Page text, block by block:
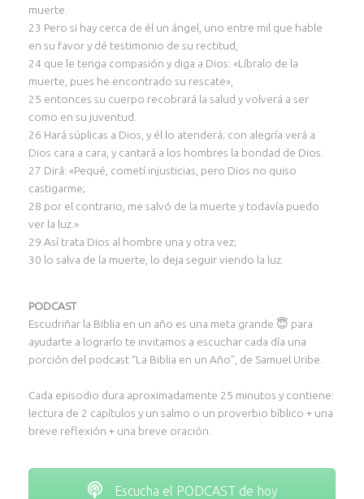
muerte.
23 Pero si hay cerca de él un ángel, uno entre mil que hable
en su favor y dé testimonio de su rectitud,
24 que le tenga compasión y diga a Dios: «Líbralo de la
muerte, pues he encontrado su rescate»,
25 entonces su cuerpo recobrará la salud y volverá a ser
como en su juventud.
26 Hará súplicas a Dios, y él lo atenderá; con alegría verá a
Dios cara a cara, y cantará a los hombres la bondad de Dios.
27 Dirá: «Pequé, cometí injusticias, pero Dios no quiso
castigarme;
28 por el contrario, me salvó de la muerte y todavía puedo
ver la luz.»
29 Así trata Dios al hombre una y otra vez;
30 lo salva de la muerte, lo deja seguir viendo la luz.
PODCAST
Escudriñar la Biblia en un año es una meta grande 😇 para
ayudarte a lograrlo te invitamos a escuchar cada día una
porción del podcast “La Biblia en un Año”, de Samuel Uribe.
Cada episodio dura aproximadamente 25 minutos y contiene:
lectura de 2 capítulos y un salmo o un proverbio bíblico + una
breve reflexión + una breve oración.
Escucha el PODCAST de hoy